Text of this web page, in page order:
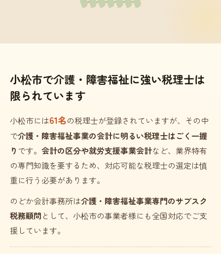
小松市で介護・障害福祉に強い税理士は
限られています
小松市には61名の税理士が登録されていますが、その中
で介護・障害福祉事業の会計に明るい税理士はごく一握
り です。 会計の区分や就労支援事業会計など、業界特有
の専門知識を要するため、対応可能な税理士の選定は慎
重に行う必要があります。
のどか会計事務所は介護・障害福祉事業専門のサブスク
税務顧問 として、小松市の事業者様にも全国対応でご支
援しています。